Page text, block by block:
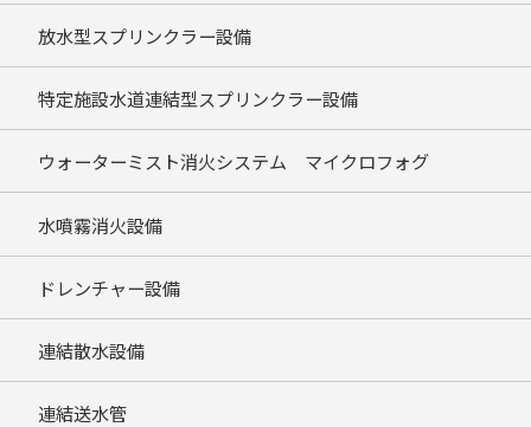
放水型スプリンクラー設備
特定施設水道連結型スプリンクラー設備
ウォーターミスト消火システム マイクロフォグ
水噴霧消火設備
ドレンチャー設備
連結散水設備
連結送水管